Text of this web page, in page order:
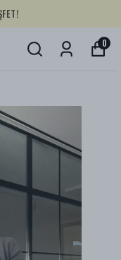
0